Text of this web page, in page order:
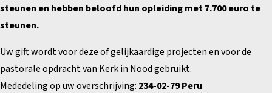
steunen en hebben beloofd hun opleiding met 7.700 euro te
steunen.
Uw gift wordt voor deze of gelijkaardige projecten en voor de
pastorale opdracht van Kerk in Nood gebruikt.
Mededeling op uw overschrijving: 234-02-79 Peru